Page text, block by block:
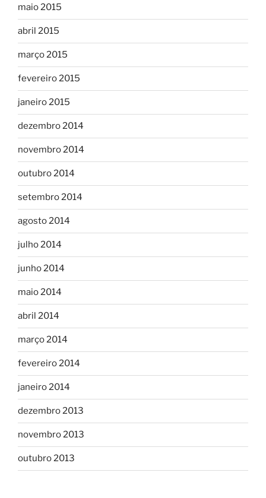
maio 2015
abril 2015
março 2015
fevereiro 2015
janeiro 2015
dezembro 2014
novembro 2014
outubro 2014
setembro 2014
agosto 2014
julho 2014
junho 2014
maio 2014
abril 2014
março 2014
fevereiro 2014
janeiro 2014
dezembro 2013
novembro 2013
outubro 2013